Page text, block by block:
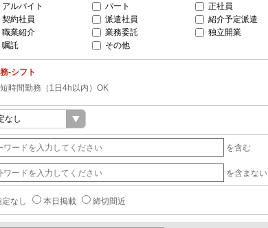
アルバイト パート
正社員
契約社員
派遣社員
紹介予定派遣
職業紹介
業務委託
独立開業
嘱託
その他
-シフト
短時間勤務（1日4h以内）OK
を含む
を含まない
定なし 本日掲載 締切間近